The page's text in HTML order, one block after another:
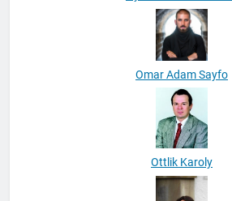
Nyiri Zsuzsanna Jolán
Omar Adam Sayfo
Ottlik Karoly